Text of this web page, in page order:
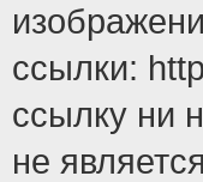
ссылки:
ссылку ни
не